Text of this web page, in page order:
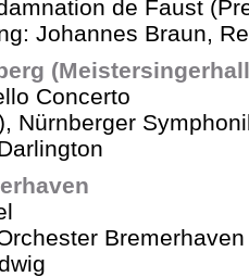
de Faust
Johannes Braun,
Concerto
Nürnberger